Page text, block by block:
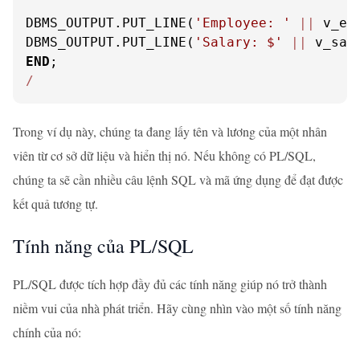
DBMS_OUTPUT.PUT_LINE( 'Employee: ' ||
DBMS_OUTPUT.PUT_LINE( 'Salary: $'
||
END
/
Trong ví dụ này, chúng ta đang lấy tên và lương của một nhân
viên từ cơ sở dữ liệu và hiển thị nó. Nếu không có PL/SQL,
chúng ta sẽ cần nhiều câu lệnh SQL và mã ứng dụng để đạt được
kết quả tương tự.
Tính năng của PL/SQL
PL/SQL được tích hợp đầy đủ các tính năng giúp nó trở thành
niềm vui của nhà phát triển. Hãy cùng nhìn vào một số tính năng
chính của nó: